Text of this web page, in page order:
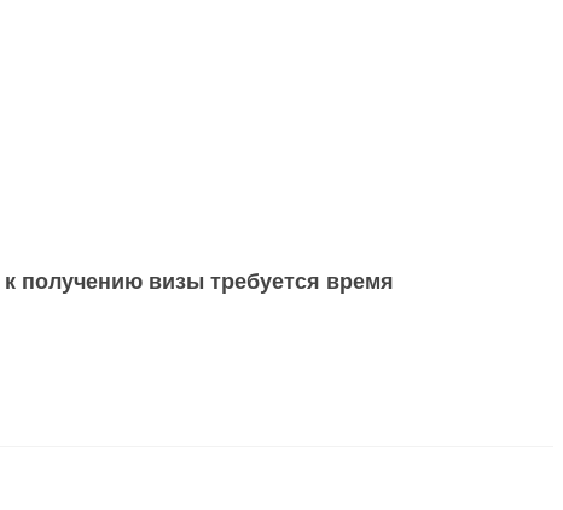
получению визы требуется время